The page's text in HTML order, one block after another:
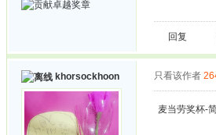
回复
khorsockhoon 只看该作者
麦当劳奖杯-